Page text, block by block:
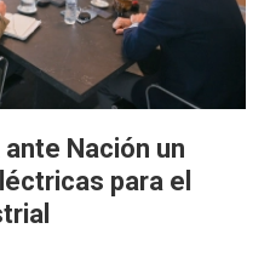
Nación un
para el